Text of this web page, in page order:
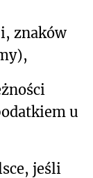
znaków
u
jeśli